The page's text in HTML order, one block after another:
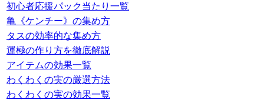
初心者応援パック当たり一覧
亀《ケンチー》の集め方
タスの効率的な集め方
運極の作り方を徹底解説
アイテムの効果一覧
わくわくの実の厳選方法
わくわくの実の効果一覧